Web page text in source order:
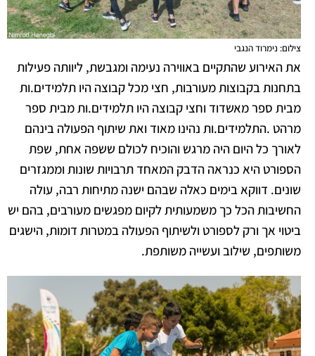
צילום: נימרוד הנגבי
את האירוע שהתקיים באווירה נעימה ומגבשת, ליוותה פעילות
בתחנות בקבוצות מעורבות, חצי מכל קבוצה היו תלמידים.ות
מבית ספר מאשדוד וחצי קבוצה היו תלמידים.ות מבית ספר
מרהט .התלמידים.ות נהינו מאוד ואת שיתוף הפעולה בינהם
לאורך כל היום היה מרגש והוכיח לכולם ששפה אחת, שפת
הספורט היא כנראה הדבק המאחד תרבויות שונות וממגזרים
שונים. דווקא בימים כאלה שבהם ישנה מתיחות רבה, עולה
החשיבות הכל כך משמעותית לקיום מפגשים מעורבים, בהם יש
ביטוי אך ורק לספורט ולשיתוף הפעולה במטרות דומות, הישגים
משותפים, שילוב ועשייה משותפת.